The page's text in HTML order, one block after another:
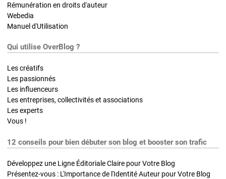
Rémunération en droits d'auteur
Webedia
Manuel d'Utilisation
Qui utilise OverBlog ?
Les créatifs
Les passionnés
Les influenceurs
Les entreprises, collectivités et associations
Les experts
Vous !
12 conseils pour bien débuter son blog et booster son trafic
Développez une Ligne Éditoriale Claire pour Votre Blog
Présentez-vous : L'Importance de l'Identité Auteur pour Votre Blog